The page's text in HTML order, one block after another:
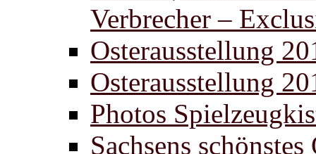
Verbrecher –
Osterausstellung
Osterausstellung
Photos
Sachsens